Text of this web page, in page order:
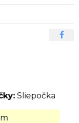
Sliepočka